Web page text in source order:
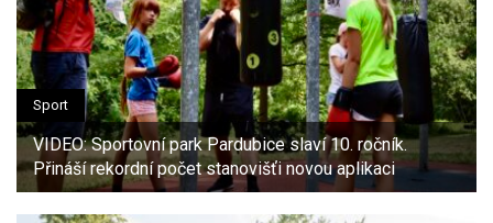
Sport
VIDEO: Sportovní park Pardubice slaví 10. ročník.
Přináší rekordní počet stanovišťi novou aplikaci